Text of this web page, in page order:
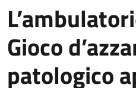
Gioco
patologico